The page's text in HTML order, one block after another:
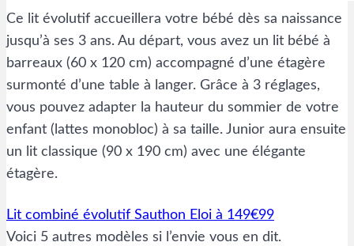
Ce lit évolutif accueillera votre bébé dès sa naissance
jusqu’à ses 3 ans. Au départ, vous avez un lit bébé à
barreaux (60 x 120 cm) accompagné d’une étagère
surmonté d’une table à langer. Grâce à 3 réglages,
vous pouvez adapter la hauteur du sommier de votre
enfant (lattes monobloc) à sa taille. Junior aura ensuite
un lit classique (90 x 190 cm) avec une élégante
étagère.
Lit combiné évolutif Sauthon Eloi à 149€99
Voici 5 autres modèles si l’envie vous en dit.